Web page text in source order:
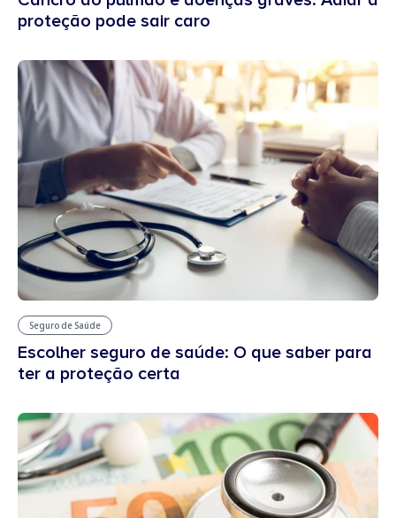
proteção pode sair caro
Seguro de Saúde
Escolher seguro de saúde: O que saber para
ter a proteção certa